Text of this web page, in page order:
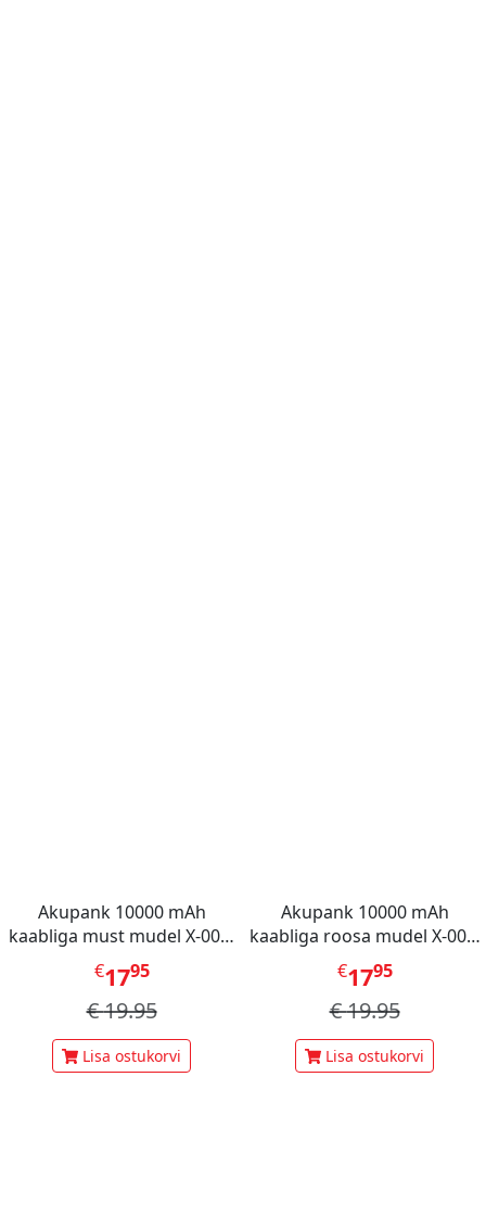
Akupank 10000 mAh
kaabliga must mudel X-001,
Mini Berry
€1795
€19.95
Lisa ostukorvi
Akupank 10000 mAh
kaabliga roosa mudel X-001,
Mini Berry
€1795
€19.95
Lisa ostukorvi